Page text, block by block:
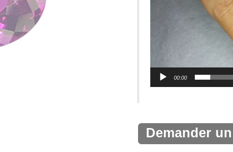
00:00
Demander